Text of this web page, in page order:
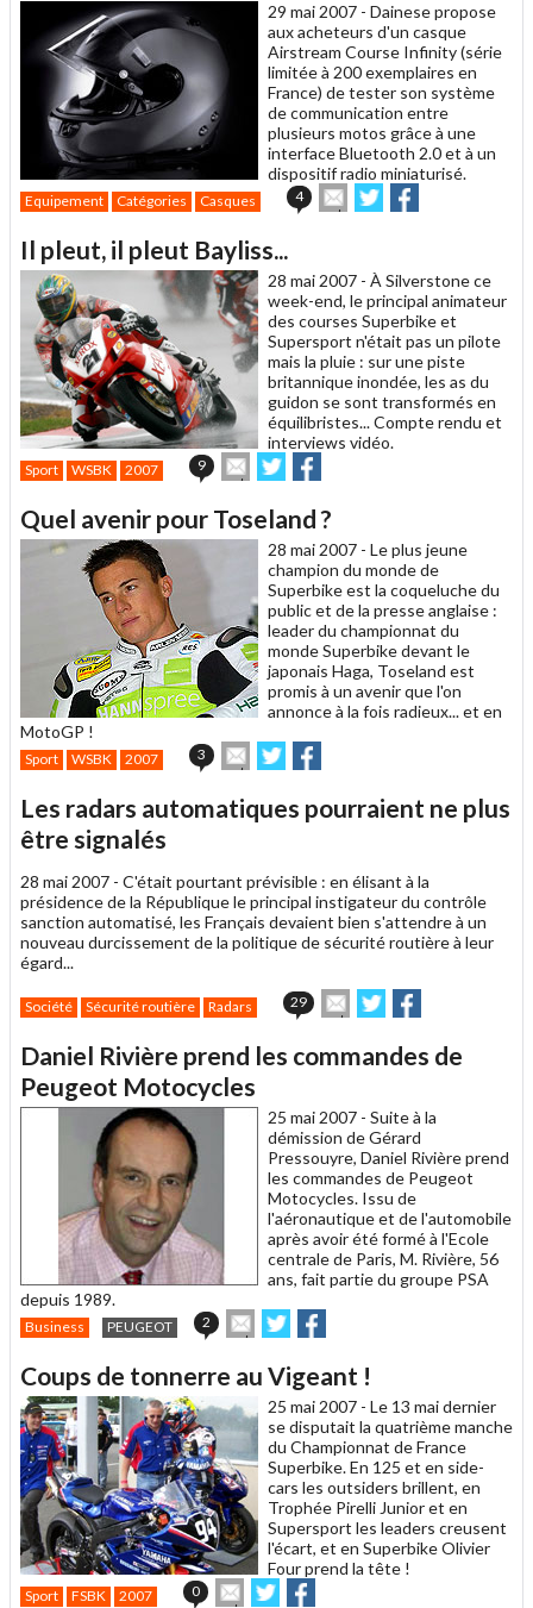
29 mai 2007 - Dainese propose
aux acheteurs d'un casque
Airstream Course Infinity (série
limitée à 200 exemplaires en
France) de tester son système
de communication entre
plusieurs motos grâce à une
interface Bluetooth 2.0 et à un
dispositif radio miniaturisé.
Equipement Catégories Casques 4
Envoyer
cet
un
ami
Partager
sur sur
Il pleut, il pleut Bayliss...
28 mai 2007 - À Silverstone ce
week-end, le principal animateur
des courses Superbike et
Supersport n'était pas un pilote
mais la pluie : sur une piste
britannique inondée, les as du
guidon se sont transformés en
équilibristes... Compte rendu et
interviews vidéo.
Sport WSBK 2007 9
Envoyer
cet
à
un
Partager
sur sur
Quel avenir pour Toseland ?
28 mai 2007 - Le plus jeune
champion du monde de
Superbike est la coqueluche du
public et de la presse anglaise :
leader du championnat du
monde Superbike devant le
japonais Haga, Toseland est
promis à un avenir que l'on
annonce à la fois radieux... et en
MotoGP !
Sport WSBK 2007 3
Envoyer
cet
à
Partager
sur sur
Les radars automatiques pourraient ne plus
être signalés
28 mai 2007 - C'était pourtant prévisible : en élisant à la
présidence de la République le principal instigateur du contrôle
sanction automatisé, les Français devaient bien s'attendre à un
nouveau durcissement de la politique de sécurité routière à leur
égard...
Société Sécurité routière Radars 29
Envoyer
cet
à
Partager
sur sur
Daniel Rivière prend les commandes de
Peugeot Motocycles
25 mai 2007 - Suite à la
démission de Gérard
Pressouyre, Daniel Rivière prend
les commandes de Peugeot
Motocycles. Issu de
l'aéronautique et de l'automobile
après avoir été formé à l'Ecole
centrale de Paris, M. Rivière, 56
ans, fait partie du groupe PSA
depuis 1989.
Business PEUGEOT 2
Envoyer
cet
à
un
ami
Partager
sur sur
Coups de tonnerre au Vigeant !
25 mai 2007 - Le 13 mai dernier
se disputait la quatrième manche
du Championnat de France
Superbike. En 125 et en side-
cars les outsiders brillent, en
Trophée Pirelli Junior et en
Supersport les leaders creusent
l'écart, et en Superbike Olivier
Four prend la tête !
Sport FSBK 2007 0
EnvoyerPartager